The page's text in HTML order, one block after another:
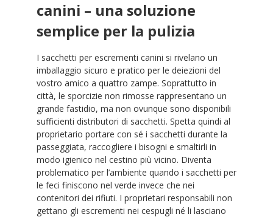
canini – una soluzione
semplice per la pulizia
I sacchetti per escrementi canini si rivelano un
imballaggio sicuro e pratico per le deiezioni del
vostro amico a quattro zampe. Soprattutto in
città, le sporcizie non rimosse rappresentano un
grande fastidio, ma non ovunque sono disponibili
sufficienti distributori di sacchetti. Spetta quindi al
proprietario portare con sé i sacchetti durante la
passeggiata, raccogliere i bisogni e smaltirli in
modo igienico nel cestino più vicino. Diventa
problematico per l’ambiente quando i sacchetti per
le feci finiscono nel verde invece che nei
contenitori dei rifiuti. I proprietari responsabili non
gettano gli escrementi nei cespugli né li lasciano